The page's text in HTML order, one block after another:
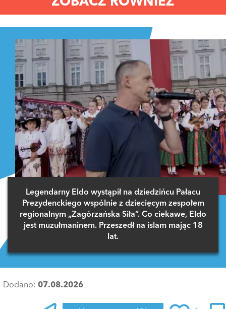
Legendarny Eldo wystąpił na dziedzińcu Pałacu
Prezydenckiego wspólnie z dziecięcym zespołem
regionalnym „Zagórzańska Siła”. Co ciekawe, Eldo
jest muzułmaninem. Przeszedł na islam mając 18
lat.
Dodano: 07.08.2026